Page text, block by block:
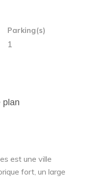
Parking(s)
1
plan
est une ville
fort, un large